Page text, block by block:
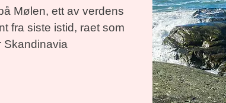
Mølen, ett av verdens
fra siste istid, raet som
Skandinavia